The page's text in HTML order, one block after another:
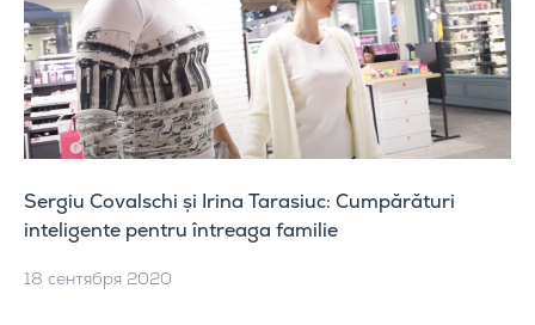
Sergiu Covalschi și Irina Tarasiuc: Cumpărături
inteligente pentru întreaga familie
18 сентября 2020